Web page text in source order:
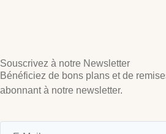
Souscrivez à notre Newsletter
Bénéficiez de bons plans et de
abonnant à notre newsletter.